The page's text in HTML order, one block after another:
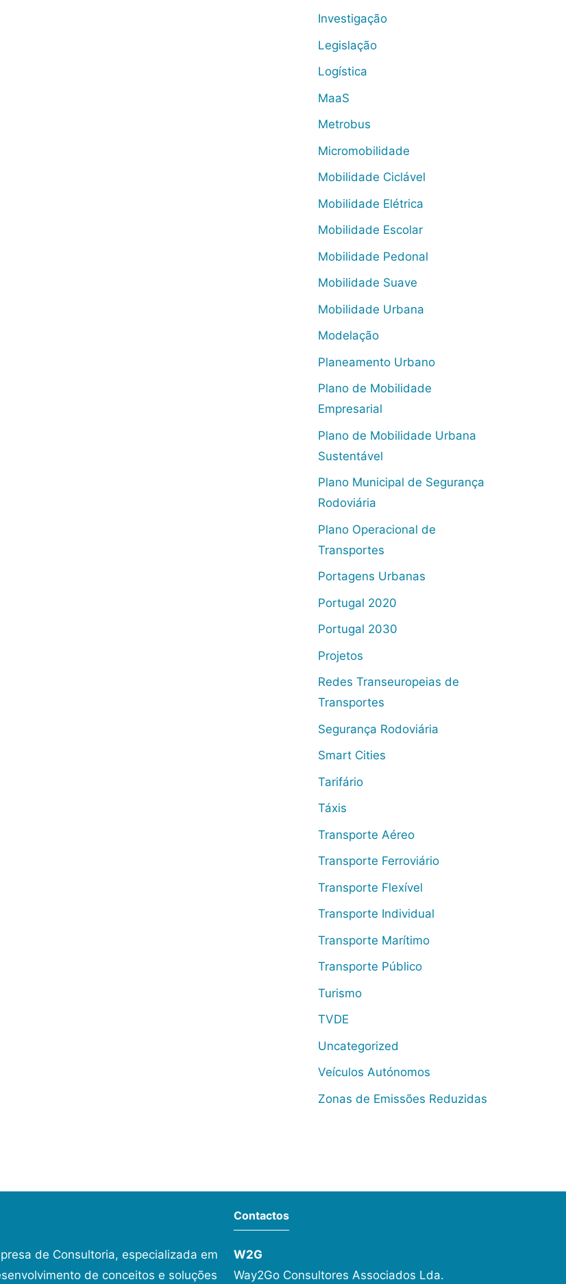
Investigação
Legislação
Logística
MaaS
Metrobus
Micromobilidade
Mobilidade Ciclável
Mobilidade Elétrica
Mobilidade Escolar
Mobilidade Pedonal
Mobilidade Suave
Mobilidade Urbana
Modelação
Planeamento Urbano
Plano de Mobilidade
Empresarial
Plano de Mobilidade Urbana
Sustentável
Plano Municipal de Segurança
Rodoviária
Plano Operacional de
Transportes
Portagens Urbanas
Portugal 2020
Portugal 2030
Projetos
Redes Transeuropeias de
Transportes
Segurança Rodoviária
Smart Cities
Tarifário
Táxis
Transporte Aéreo
Transporte Ferroviário
Transporte Flexível
Transporte Individual
Transporte Marítimo
Transporte Público
Turismo
TVDE
Uncategorized
Veículos Autónomos
Zonas de Emissões Reduzidas
de Consultoria, especializada em
de conceitos e soluções
Contactos
W2G
Way2Go Consultores Associados Lda.